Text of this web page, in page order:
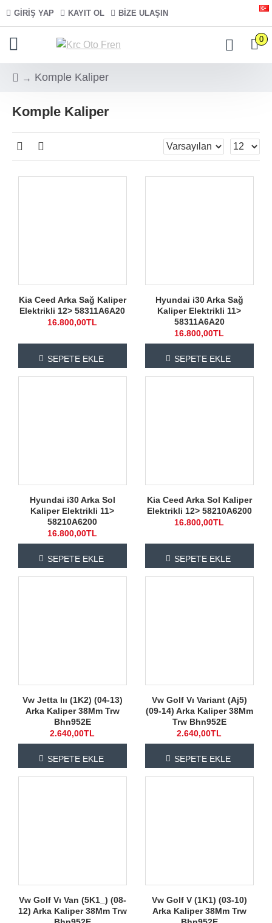
GIRIŞ YAP KAYIT OL BIZE ULAŞIN
0
Komple Kaliper
Komple Kaliper
Kia Ceed Arka Sağ Kaliper
Elektrikli 12> 58311A6A20
16.800,00TL
SEPETE EKLE
Hyundai i30 Arka Sağ
Kaliper Elektrikli 11>
58311A6A20
16.800,00TL
SEPETE EKLE
Hyundai i30 Arka Sol
Kaliper Elektrikli 11>
58210A6200
16.800,00TL
SEPETE EKLE
Kia Ceed Arka Sol Kaliper
Elektrikli 12> 58210A6200
16.800,00TL
SEPETE EKLE
Vw Jetta Iıı (1K2) (04-13)
Arka Kaliper 38Mm Trw
Bhn952E
2.640,00TL
SEPETE EKLE
Vw Golf Vı Variant (Aj5)
(09-14) Arka Kaliper 38Mm
Trw Bhn952E
2.640,00TL
SEPETE EKLE
Vw Golf Vı Van (5K1_) (08-
12) Arka Kaliper 38Mm Trw
Vw Golf V (1K1) (03-10)
Arka Kaliper 38Mm Trw